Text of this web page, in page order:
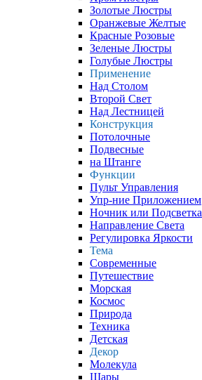
Золотые Люстры
Оранжевые Желтые
Красные Розовые
Зеленые Люстры
Голубые Люстры
Применение
Над Столом
Второй Свет
Над Лестницей
Конструкция
Потолочные
Подвесные
на Штанге
Функции
Пульт Управления
Упр-ние Приложением
Ночник или Подсветка
Направление Света
Регулировка Яркости
Тема
Современные
Путешествие
Морская
Космос
Природа
Техника
Детская
Декор
Молекула
Шары